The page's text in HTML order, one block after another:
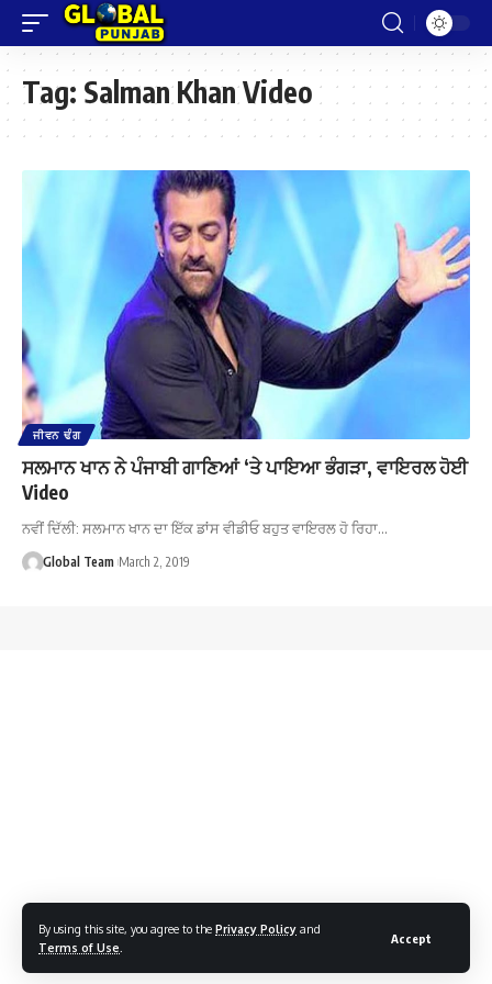
By using this site, you agree to the Privacy Policy and
Terms of Use
Accept
Tag: Salman Khan Video
ਜੀਵਨ ਢੰਗ
ਸਲਮਾਨ ਖਾਨ ਨੇ ਪੰਜਾਬੀ ਗਾਣਿਆਂ ‘ਤੇ ਪਾਇਆ ਭੰਗੜਾ, ਵਾਇਰਲ ਹੋਈ
Video
ਨਵੀਂ ਦਿੱਲੀ: ਸਲਮਾਨ ਖਾਨ ਦਾ ਇੱਕ ਡਾਂਸ ਵੀਡੀਓ ਬਹੁਤ ਵਾਇਰਲ ਹੋ ਰਿਹਾ…
Global Team March 2, 2019